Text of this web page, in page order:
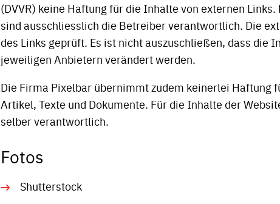
(DVVR) keine Haftung für die Inhalte von externen
sind ausschliesslich die Betreiber verantwortlich. Die
des Links geprüft. Es ist nicht auszuschließen, dass die
jeweiligen Anbietern verändert werden.
Die Firma Pixelbar übernimmt zudem keinerlei Haftung
Artikel, Texte und Dokumente. Für die Inhalte der
selber verantwortlich.
Fotos
Shutterstock